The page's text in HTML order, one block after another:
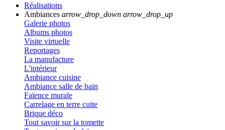
Réalisations
Ambiances arrow_drop_down arrow_drop_up
Galerie photos
Albums photos
Visite virtuelle
Reportages
La manufacture
L'intérieur
Ambiance cuisine
Ambiance salle de bain
Faïence murale
Carrelage en terre cuite
Brique déco
Tout savoir sur la tomette